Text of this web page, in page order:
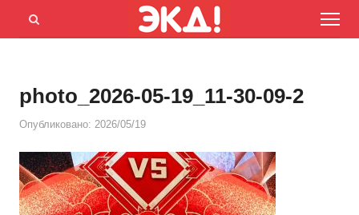
Menu
Открыть
photo_2026-05-19_11-30-09-2
Опубликовано: 2026/05/19